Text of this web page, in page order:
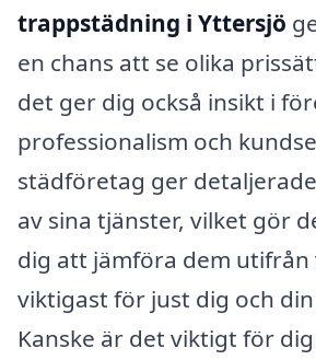
trappstädning i Yttersjö
en chans att se olika
det ger dig också insikt i
professionalism och
städföretag ger
av sina tjänster, vilket gör
dig att jämföra dem utifrån
viktigast för just dig och
Kanske är det viktigt för